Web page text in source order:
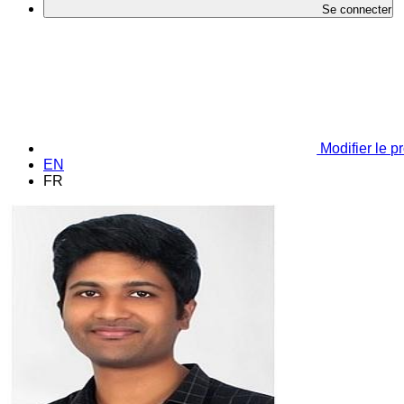
Se connecter
Modifier le
EN
FR